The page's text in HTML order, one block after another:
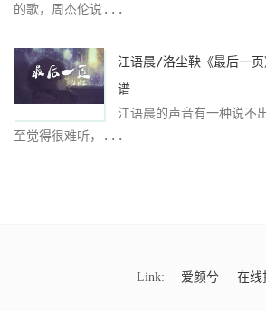
的歌，周杰伦说...
江语晨/洛尘鞅《最后一
谱
江语晨的声音有一种说不
至觉得很难听，...
Link: 爱颜兮 在线